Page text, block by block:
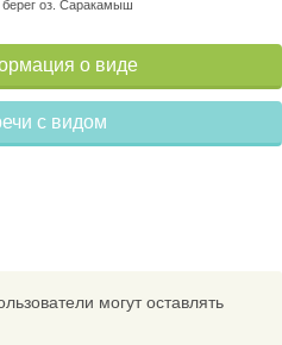
берег оз. Саракамыш
о виде
с видом
могут оставлять